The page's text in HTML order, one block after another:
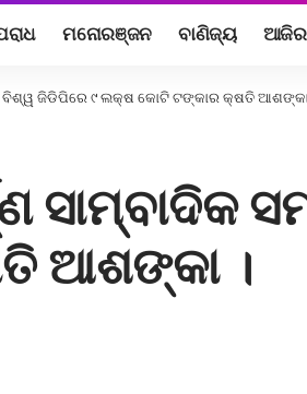
ମନୋରଞ୍ଜନ ବାଣିଜ୍ୟ ଆଜିର
ଜିଡିପିରେ ୯ ଲକ୍ଷ କୋଟି ଟଙ୍କାର କ୍ଷତି ଆଶଙ୍କା
ଆଶଙ୍କା ।